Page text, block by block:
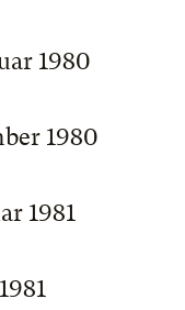
1980
1980
1981